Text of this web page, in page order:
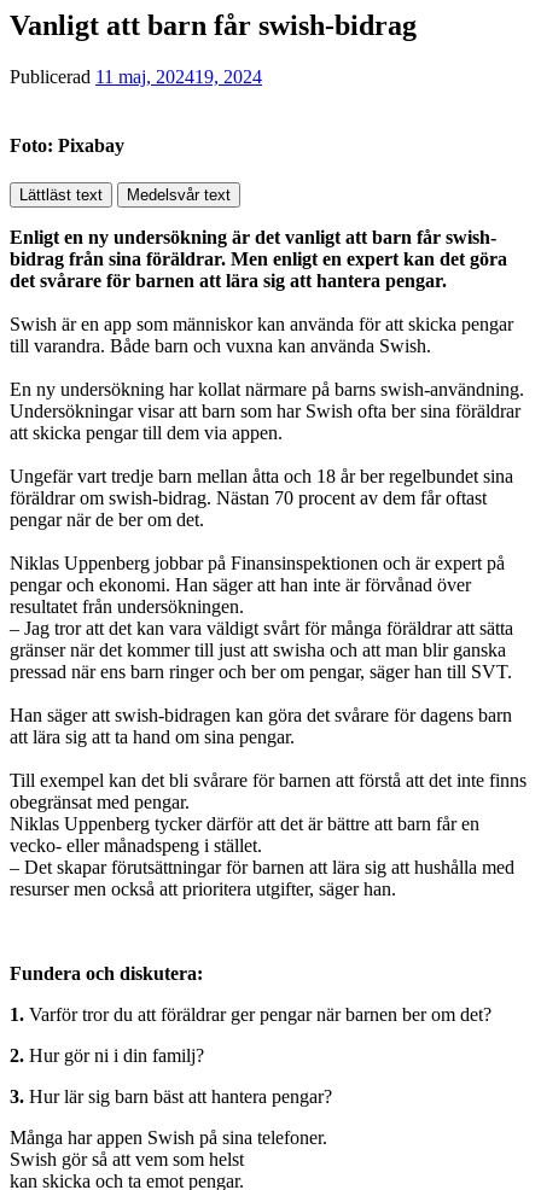
Vanligt att barn får swish-bidrag
Publicerad 11 maj, 202419, 2024
Foto: Pixabay
Lättläst text Medelsvår text
Enligt en ny undersökning är det vanligt att barn får swish-
bidrag från sina föräldrar. Men enligt en expert kan det göra
det svårare för barnen att lära sig att hantera pengar.
Swish är en app som människor kan använda för att skicka pengar
till varandra. Både barn och vuxna kan använda Swish.
En ny undersökning har kollat närmare på barns swish-användning.
Undersökningar visar att barn som har Swish ofta ber sina föräldrar
att skicka pengar till dem via appen.
Ungefär vart tredje barn mellan åtta och 18 år ber regelbundet sina
föräldrar om swish-bidrag. Nästan 70 procent av dem får oftast
pengar när de ber om det.
Niklas Uppenberg jobbar på Finansinspektionen och är expert på
pengar och ekonomi. Han säger att han inte är förvånad över
resultatet från undersökningen.
– Jag tror att det kan vara väldigt svårt för många föräldrar att sätta
gränser när det kommer till just att swisha och att man blir ganska
pressad när ens barn ringer och ber om pengar, säger han till SVT.
Han säger att swish-bidragen kan göra det svårare för dagens barn
att lära sig att ta hand om sina pengar.
Till exempel kan det bli svårare för barnen att förstå att det inte finns
obegränsat med pengar.
Niklas Uppenberg tycker därför att det är bättre att barn får en
vecko- eller månadspeng i stället.
– Det skapar förutsättningar för barnen att lära sig att hushålla med
resurser men också att prioritera utgifter, säger han.
Fundera och diskutera:
1. Varför tror du att föräldrar ger pengar när barnen ber om det?
2. Hur gör ni i din familj?
3. Hur lär sig barn bäst att hantera pengar?
Många har appen Swish på sina telefoner.
Swish gör så att vem som helst
kan skicka och ta emot pengar.